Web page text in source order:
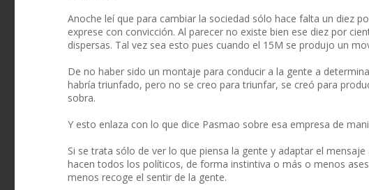
Anoche leí que para cambiar la sociedad sólo hace falta un diez
exprese con convicción. Al parecer no existe bien ese diez por
dispersas. Tal vez sea esto pues cuando el 15M se produjo un
De no haber sido un montaje para conducir a la gente a
habría triunfado, pero no se creo para triunfar, se creó para
sobra.
Y esto enlaza con lo que dice Pasmao sobre esa empresa de
Si se trata sólo de ver lo que piensa la gente y adaptar el
hacen todos los políticos, de forma instintiva o más o menos
menos recoge el sentir de la gente.